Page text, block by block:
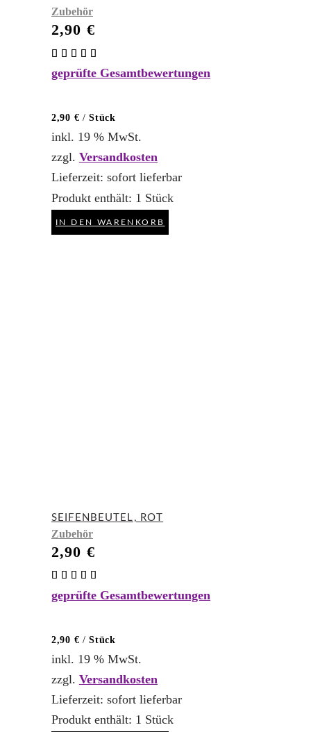
Zubehör
2,90 €
5.00
geprüfte Gesamtbewertungen
2,90 € /Stück
inkl. 19 % MwSt.
zzgl. Versandkosten
Lieferzeit: sofort lieferbar
Produkt enthält: 1 Stück
IN DEN WARENKORB
SEIFENBEUTEL, ROT
Zubehör
2,90 €
5.00
geprüfte Gesamtbewertungen
2,90 € /Stück
inkl. 19 % MwSt.
zzgl. Versandkosten
Lieferzeit: sofort lieferbar
Produkt enthält: 1 Stück